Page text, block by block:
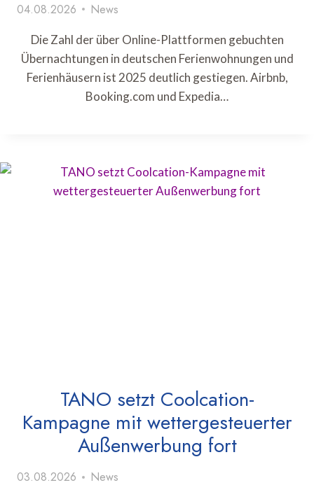
04.08.2026 News
Die Zahl der über Online-Plattformen gebuchten
Übernachtungen in deutschen Ferienwohnungen und
Ferienhäusern ist 2025 deutlich gestiegen. Airbnb,
Booking.com und Expedia…
TANO setzt Coolcation-
Kampagne mit wettergesteuerter
Außenwerbung fort
03.08.2026 News